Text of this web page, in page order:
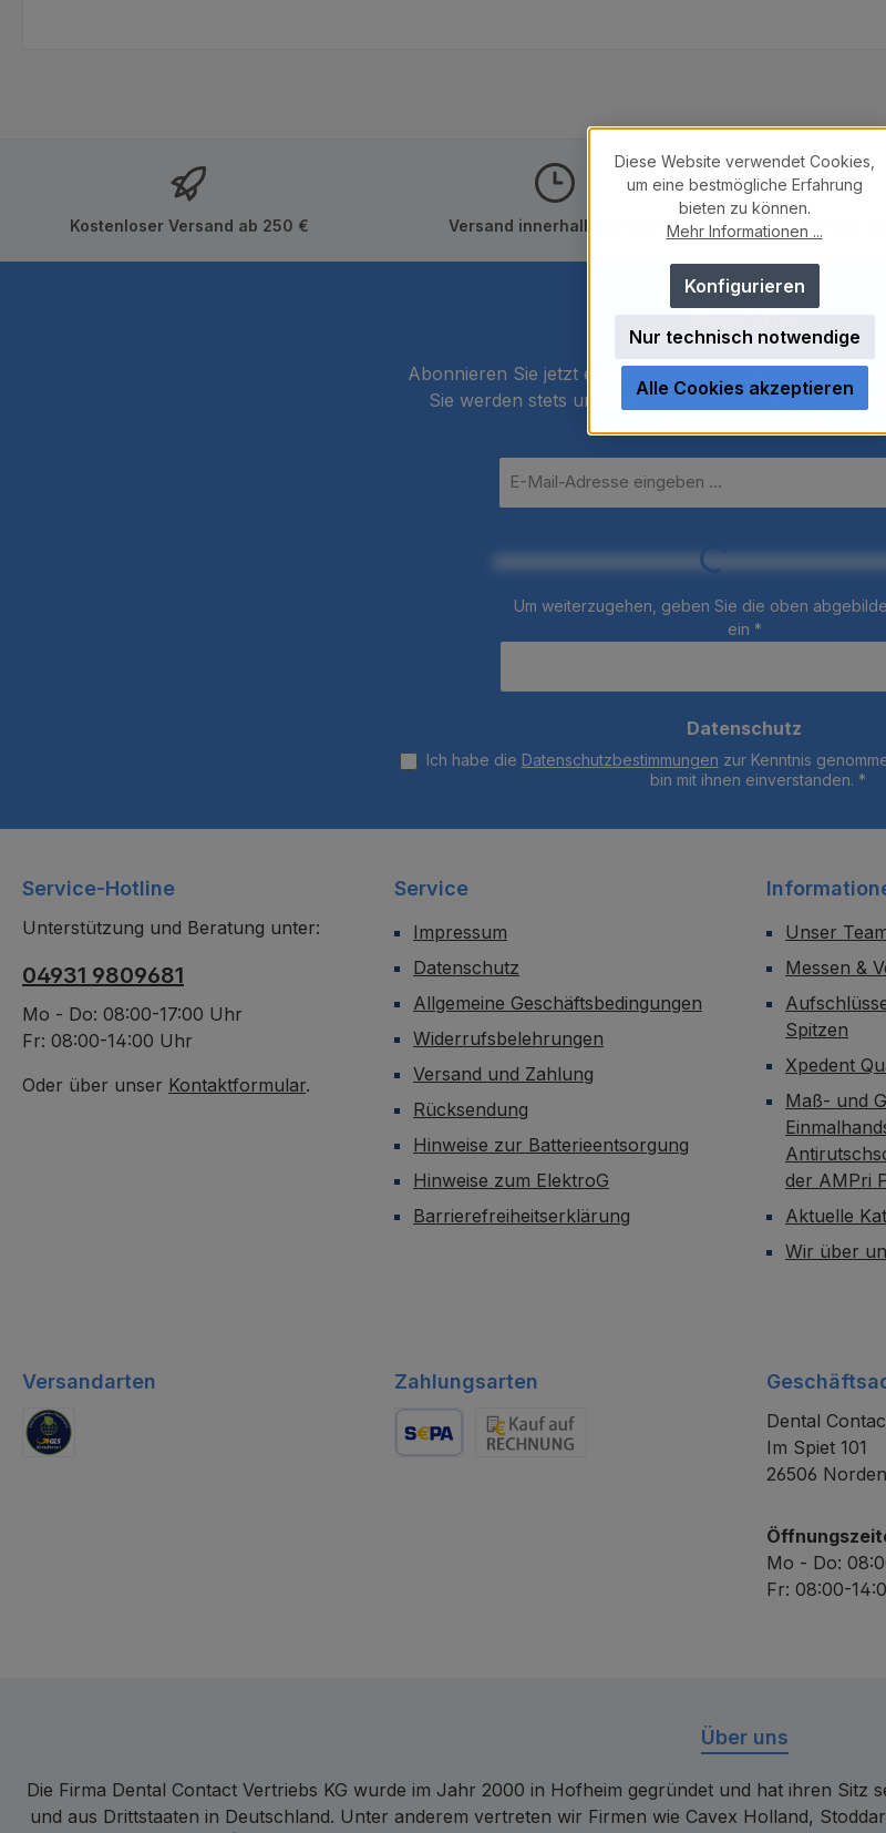
Kostenloser Versand ab 250 € Versand innerhalb von 24h 10 Tage
Abonnieren Sie jetzt einfach unseren regelmäßig
Sie werden stets unter den Ersten sein, über neue
Mail-
Loading...
Um weiterzugehen, geben Sie die oben
ein *
Datenschutz
Ich habe die Datenschutzbestimmungen zur Kenntnis
bin mit ihnen einverstanden. *
Service-Hotline
Unterstützung und Beratung unter:
04931 9809681
Mo - Do: 08:00-17:00 Uhr
Fr: 08:00-14:00 Uhr
Oder über unser Kontaktformular.
Service
Impressum
Datenschutz
Allgemeine Geschäftsbedingungen
Widerrufsbelehrungen
Versand und Zahlung
Rücksendung
Hinweise zur Batterieentsorgung
Hinweise zum ElektroG
Barrierefreiheitserklärung
Unser
Messen &
Spitzen
Xpedent
Maß- und
der AMPri
Aktuelle
Wir über
Versandarten Zahlungsarten
Dental
Im Spiet 101
26506 Norden
Mo - Do:
Fr: 08:00-
Über uns
Die Firma Dental Contact Vertriebs KG wurde im Jahr 2000 in Hofheim gegründet und hat ihren Sitz
und aus Drittstaaten in Deutschland. Unter anderem vertreten wir Firmen wie Cavex Holland,
Diese Website verwendet Cookies,
um eine bestmögliche Erfahrung
bieten zu können.
Mehr Informationen ...
Nur technisch notwendige
Konfigurieren
Alle Cookies akzeptieren